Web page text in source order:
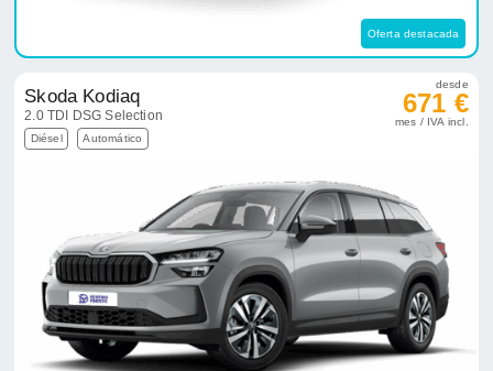
Oferta destacada
Skoda Kodiaq
2.0 TDI DSG Selection
Diésel Automático
desde
671 €
mes / IVA incl.